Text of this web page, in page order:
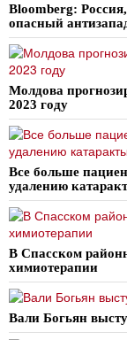
Bloomberg:
опасный
Молдова
2023 году
Все больше
удалению
В Спасском
химиотерапии
Вали Богьян